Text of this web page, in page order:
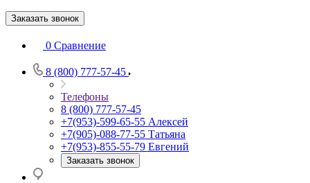
Заказать звонок
0 Сравнение
8 (800) 777-57-45
Телефоны
8 (800) 777-57-45
+7(953)-599-65-55 Алексей
+7(905)-088-77-55 Татьяна
+7(953)-855-55-79 Евгений
Заказать звонок